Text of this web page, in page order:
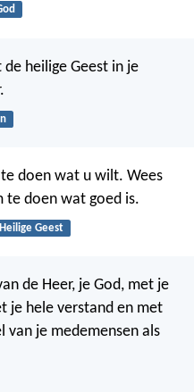
heilige Geest in je
doen wat u wilt. Wees
te doen wat goed is.
Heilige Geest
de Heer, je God, met je
je hele verstand en met
van je medemensen als